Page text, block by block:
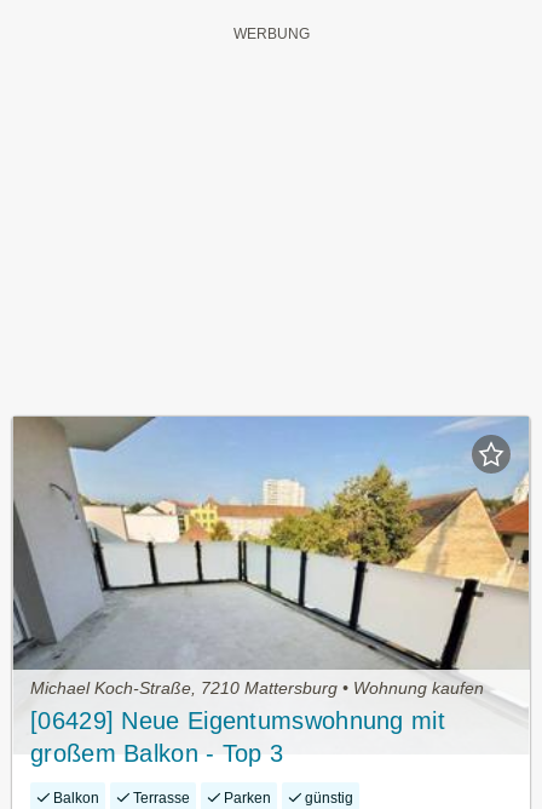
Michael Koch-Straße, 7210 Mattersburg • Wohnung kaufen
[06429] Neue Eigentumswohnung mit
großem Balkon - Top 3
Balkon Terrasse Parken günstig